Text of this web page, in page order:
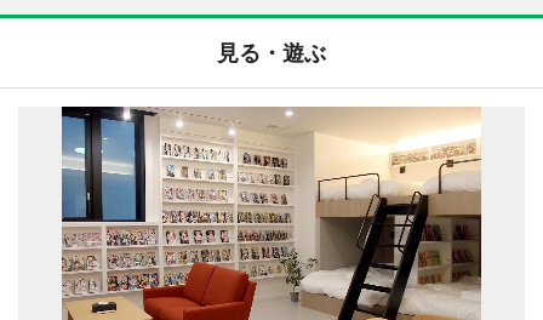
見る・遊ぶ